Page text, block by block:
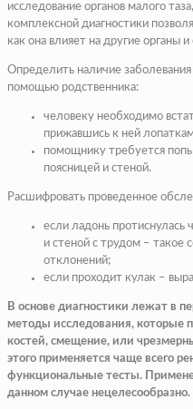
исследование органов малого
комплексной диагностики
как она влияет на другие органы
Определить наличие
помощью родственника:
человеку необходимо
прижавшись к ней
помощнику требуется
поясницей и стеной.
Расшифровать проведенное
если ладонь протиснулась
и стеной с трудом – такое
отклонений;
если проходит кулак –
В основе диагностики лежат в
методы исследования, которые
костей, смещение, или
этого применяется чаще всего
функциональные тесты.
данном случае нецелесообразно.